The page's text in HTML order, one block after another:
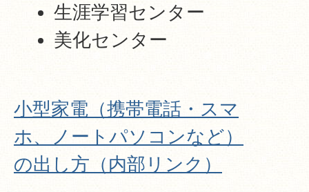
生涯学習センター
美化センター
小型家電（携帯電話・スマ
ホ、ノートパソコンなど）
の出し方（内部リンク）